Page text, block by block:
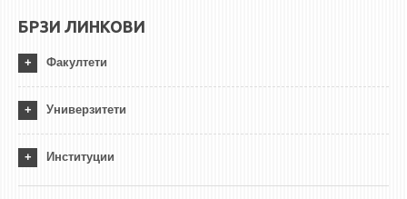
БРЗИ ЛИНКОВИ
Факултети
Универзитети
Институции